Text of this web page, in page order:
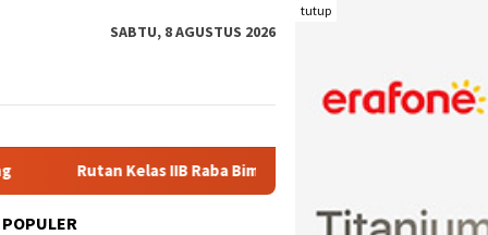
tutup
SABTU, 8 AGUSTUS 2026
Raba Bima Sambut Kunjungan Pj. Wali Kota Ir. H. Mohammad